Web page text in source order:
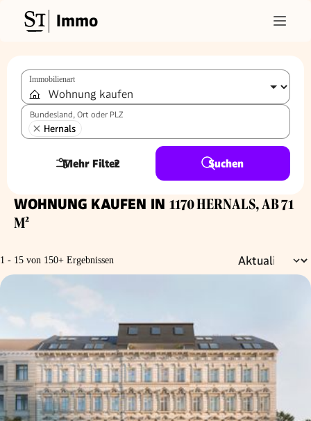
Immo
Immobilienart
Bundesland, Ort oder PLZ
Hernals
Mehr Filter
2 Suchen
WOHNUNG KAUFEN IN 1170 HERNALS, AB 71
M²
1 - 15 von 150+ Ergebnissen